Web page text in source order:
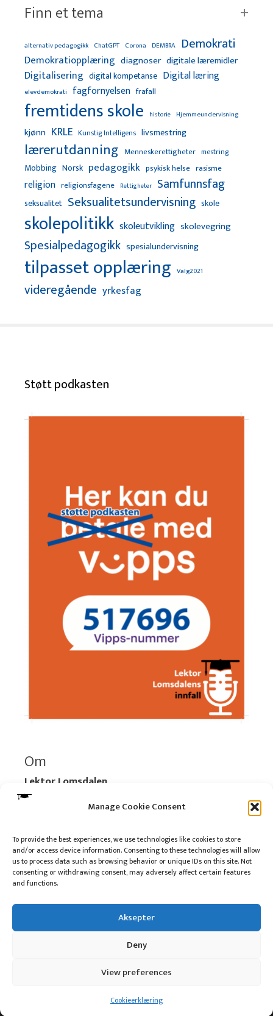
Manage Cookie Consent
To provide the best experiences, we use technologies like cookies to store
and/or access device information. Consenting to these technologies will allow
us to process data such as browsing behavior or unique IDs on this site. Not
consenting or withdrawing consent, may adversely affect certain features
and functions.
Aksepter
Deny
View preferences
Cookieerklæring
Finn et tema
alternativ pedagogikk ChatGPT Corona DEMBRA Demokrati
Demokratiopplæring diagnoser digitale læremidler
Digitalisering digital kompetanse Digital læring
elevdemokrati fagfornyelsen frafall
fremtidens skole historie Hjemmeundervisning
kjønn KRLE Kunstig Intelligens livsmestring
lærerutdanning Menneskerettigheter mestring
Mobbing Norsk pedagogikk psykisk helse rasisme
religion religionsfagene Rettigheter Samfunnsfag
seksualitet Seksualitetsundervisning skole
skolepolitikk skoleutvikling skolevegring
Spesialpedagogikk spesialundervisning
tilpasset opplæring Valg2021
videregående yrkesfag
Støtt podkasten
Om
Lektor Lomsdalen
Organisasjonsnummer:
920 712 312 MVA
Les mer:Om selskapet
Les mer:Om reklame på podkasten
© 2016 - 2026 Lektor Lomsdalen